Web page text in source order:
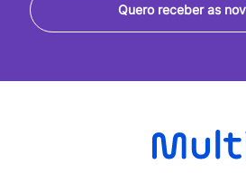
Quero receber as